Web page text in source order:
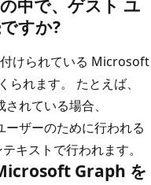
中で、ゲスト ユ
すか?
けられている Microsoft
れます。 たとえば、
れている場合、
ザーのために行われる
キストで行われます。
Graph を